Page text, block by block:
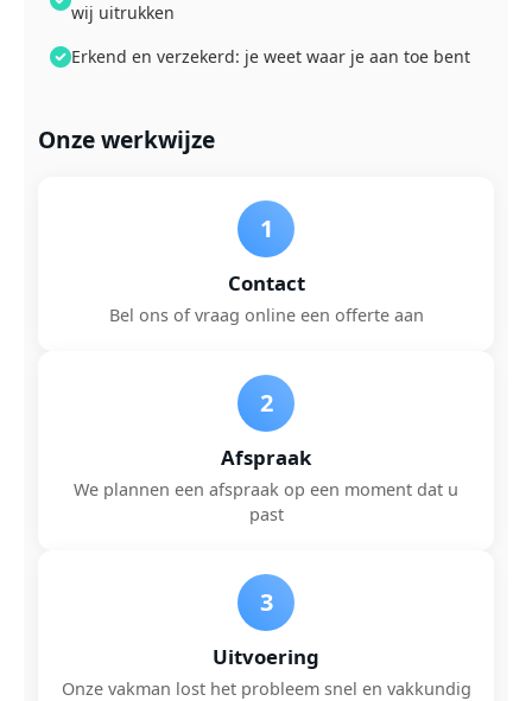
wij uitrukken
Erkend en verzekerd: je weet waar je aan toe bent
Onze werkwijze
1
Contact
Bel ons of vraag online een offerte aan
2
Afspraak
We plannen een afspraak op een moment dat u
past
3
Uitvoering
Onze vakman lost het probleem snel en vakkundig